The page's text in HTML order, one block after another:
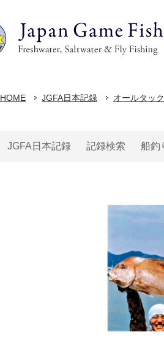
HOME JGFA日本記録 オールタッ
JGFA日本記録 記録検索 船釣